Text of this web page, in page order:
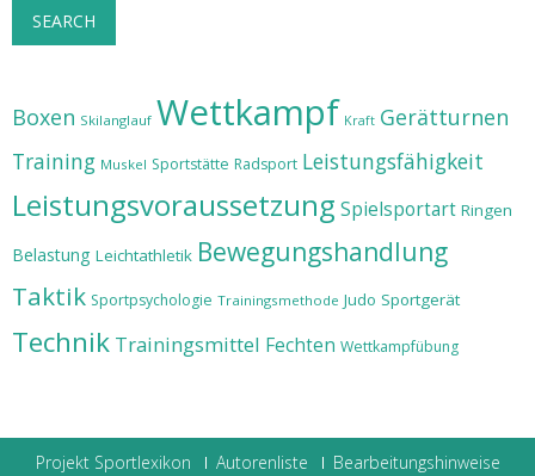
SEARCH
Boxen Skilanglauf Wettkampf Kraft Gerätturnen
Training Muskel Sportstätte Radsport Leistungsfähigkeit
Leistungsvoraussetzung Spielsportart Ringen
Belastung Leichtathletik Bewegungshandlung
Taktik Sportpsychologie Trainingsmethode Judo Sportgerät
Technik Trainingsmittel Fechten Wettkampfübung
Projekt Sportlexikon Autorenliste Bearbeitungshinweise